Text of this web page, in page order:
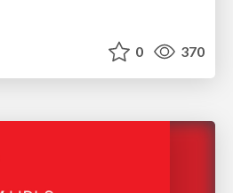
0 370